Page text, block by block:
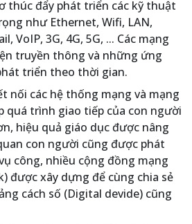
thúc đẩy phát triển các kỹ thuật
như Ethernet, Wifi, LAN,
VoIP, 3G, 4G, 5G, ... Các mạng
truyền thông và những ứng
triển theo thời gian.
nối các hệ thống mạng và mạng
quá trình giao tiếp của con người
hiệu quả giáo dục được nâng
con người cũng được phát
công, nhiều cộng đồng mạng
được xây dựng để cùng chia sẻ
cách số (Digital devide) cũng